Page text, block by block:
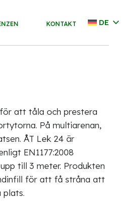
KONTAKT DE
att tåla och prestera
På multiarenan,
ÅT Lek 24 är
EN1177:2008
till 3 meter. Produkten
för att få stråna att
plats.